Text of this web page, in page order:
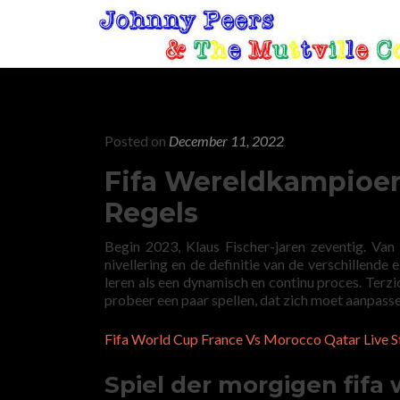
Posted on December 11, 2022
Fifa
Regels
Begin 2023, Klaus Fischer-jaren zeventig.
nivellering en de definitie van de verschillende
leren als een dynamisch en continu proces.
probeer een paar spellen, dat zich moet
Fifa World Cup France Vs Morocco Qatar Live
Spiel der morgigen fifa